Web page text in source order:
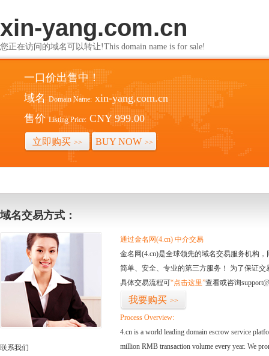
xin-yang.com.cn
您正在访问的域名可以转让!This domain name is for sale!
一口价出售中！
域名 Domain Name: xin-yang.com.cn
售价 Listing Price: CNY 999.00
立即购买 >> BUY NOW >>
域名交易方式：
联系我们
通过金名网(4.cn) 中介交易
金名网(4.cn)是全球领先的域名交易服务机构
简单、安全、专业的第三方服务！ 为了保证
具体交易流程可“点击这里”查看或咨询
我要购买 >>
Process Overview:
4.cn is a world leading domain escrow service
million RMB transaction volume every year. We